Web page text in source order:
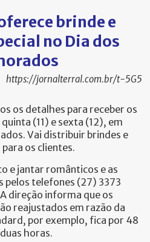
brinde e
no Dia dos
https://jornalterral.com.br/t-5G5
os detalhes para receber os
(11) e sexta (12), em
Vai distribuir brindes e
os clientes.
e jantar românticos e as
pelos telefones (27) 3373
direção informa que os
reajustados em razão da
por exemplo, fica por 48
horas.